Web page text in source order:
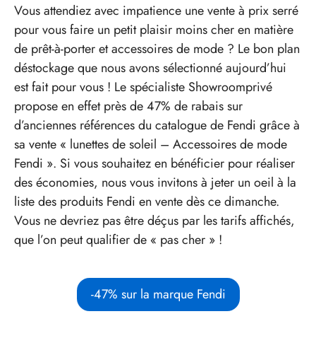
Vous attendiez avec impatience une vente à prix serré
pour vous faire un petit plaisir moins cher en matière
de prêt-à-porter et accessoires de mode ? Le bon plan
déstockage que nous avons sélectionné aujourd’hui
est fait pour vous ! Le spécialiste Showroomprivé
propose en effet près de 47% de rabais sur
d’anciennes références du catalogue de Fendi grâce à
sa vente « lunettes de soleil – Accessoires de mode
Fendi ». Si vous souhaitez en bénéficier pour réaliser
des économies, nous vous invitons à jeter un oeil à la
liste des produits Fendi en vente dès ce dimanche.
Vous ne devriez pas être déçus par les tarifs affichés,
que l’on peut qualifier de « pas cher » !
-47% sur la marque Fendi